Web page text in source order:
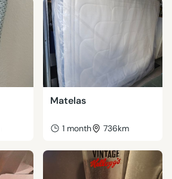
Matelas
1 month 736km